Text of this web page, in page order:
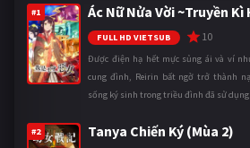
#1 Ác Nữ Nửa Vời ~Truyền
FULL HD VIETSUB 10
Được điện hạ hết mực sủng ái và ví
cung đình, Reirin bất ngờ trở thành
sống ký sinh trong triều đình đã sử
#2 Tanya Chiến Ký (Mùa 2)